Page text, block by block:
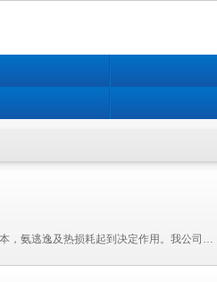
作为脱硝系统的核心部件，喷枪性能和质量对整个脱硝工程的托效率，运行成本，氨逃逸及热损耗起到决定作用。我公司设立的“诚誉喷枪研发中心”借助多年雾化经验，潜心研究，不断创新，并与中国航天合作，为打造世界一流的产�...